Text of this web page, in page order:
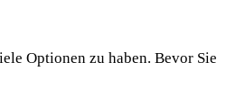
Optionen zu haben. Bevor Sie